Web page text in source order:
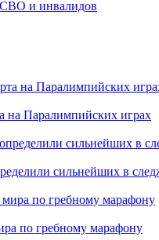
СВО и инвалидов
на Паралимпийских играх
сильнейших в
по гребному марафону